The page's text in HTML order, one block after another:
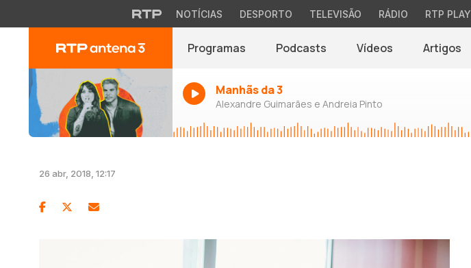
NOTÍCIAS DESPORTO TELEVISÃO RÁDIO RTP PLAY
Programas Podcasts Vídeos Artigos
Manhãs da 3
Alexandre Guimarães e Andreia Pinto
26 abr, 2018, 12:17